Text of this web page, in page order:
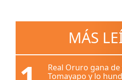
MÁS
Real Oruro gana
Tomayapo y lo